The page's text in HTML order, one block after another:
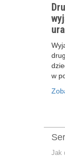
w
Jak